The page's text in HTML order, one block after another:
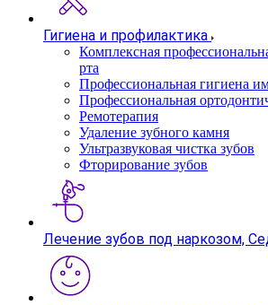
Гигиена и профилактика
Комплексная
рта
Профессиональная гигиена
Профессиональная
Ремотерапия
Удаление зубного камня
Ультразвуковая чистка зубов
Фторирование зубов
Лечение зубов под наркозом,